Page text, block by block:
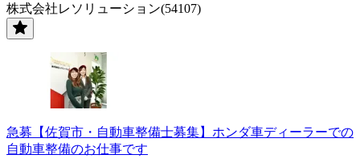
株式会社レソリューション(54107)
急募【佐賀市・自動車整備士募集】ホンダ車ディーラーでの
自動車整備のお仕事です